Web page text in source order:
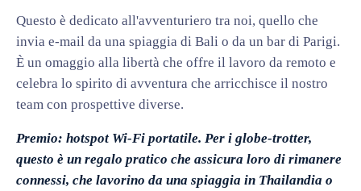
Questo è dedicato all'avventuriero tra noi, quello che
invia e-mail da una spiaggia di Bali o da un bar di Parigi.
È un omaggio alla libertà che offre il lavoro da remoto e
celebra lo spirito di avventura che arricchisce il nostro
team con prospettive diverse.
Premio: hotspot Wi-Fi portatile. Per i globe-trotter,
questo è un regalo pratico che assicura loro di rimanere
connessi, che lavorino da una spiaggia in Thailandia o